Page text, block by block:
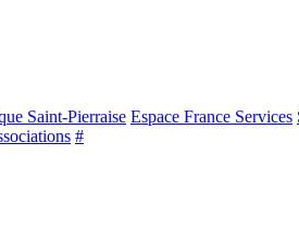
Saint-Pierraise Espace France Services
#